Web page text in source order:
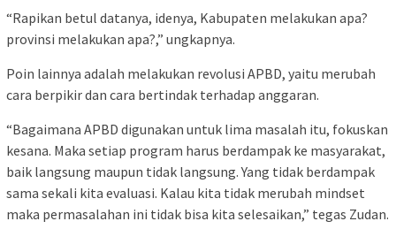
“Rapikan betul datanya, idenya, Kabupaten melakukan apa?
provinsi melakukan apa?,” ungkapnya.
Poin lainnya adalah melakukan revolusi APBD, yaitu merubah
cara berpikir dan cara bertindak terhadap anggaran.
“Bagaimana APBD digunakan untuk lima masalah itu, fokuskan
kesana. Maka setiap program harus berdampak ke masyarakat,
baik langsung maupun tidak langsung. Yang tidak berdampak
sama sekali kita evaluasi. Kalau kita tidak merubah mindset
maka permasalahan ini tidak bisa kita selesaikan,” tegas Zudan.